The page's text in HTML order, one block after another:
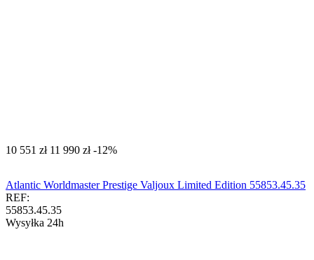
‍10 551‍ zł ‍11 990‍ zł -12%
Atlantic Worldmaster Prestige Valjoux Limited Edition 55853.45.35
REF:
55853.45.35
Wysyłka 24h